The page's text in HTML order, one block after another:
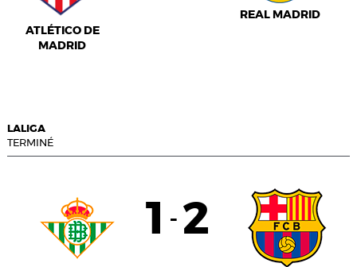
ATLÉTICO DE
MADRID
REAL MADRID
LALIGA
TERMINÉ
1 - 2